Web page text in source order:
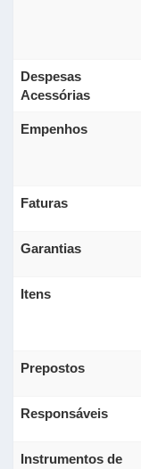
Despesas
Acessórias
Empenhos
Faturas
Garantias
Itens
Prepostos
Responsáveis
Instrumentos de